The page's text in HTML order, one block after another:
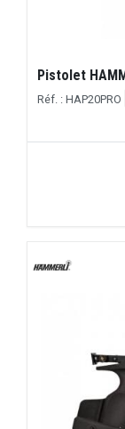
Pistolet
Réf. : HAP20PRO